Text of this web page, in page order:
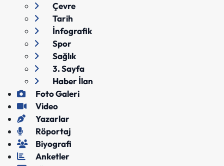
Çevre
Tarih
İnfografik
Spor
Sağlık
3. Sayfa
Haber İlan
Foto Galeri
Video
Yazarlar
Röportaj
Biyografi
Anketler